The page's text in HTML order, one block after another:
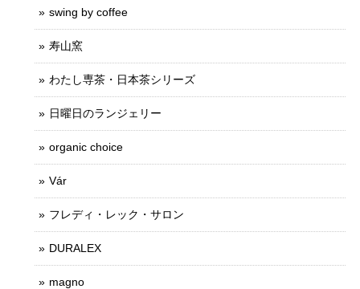
swing by coffee
寿山窯
わたし専茶・日本茶シリーズ
日曜日のランジェリー
organic choice
Vár
フレディ・レック・サロン
DURALEX
magno